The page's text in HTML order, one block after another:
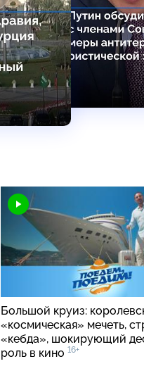
Большой круиз:
«космическая» мечеть,
«кебда», шокирующий
роль в кино 16+